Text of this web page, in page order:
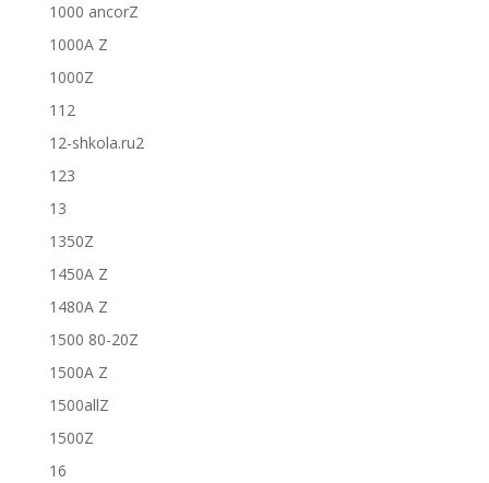
1000 ancorZ
1000A Z
1000Z
112
12-shkola.ru2
123
13
1350Z
1450A Z
1480A Z
1500 80-20Z
1500A Z
1500allZ
1500Z
16